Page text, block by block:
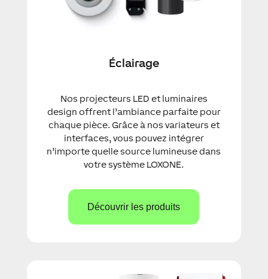
Éclairage
Nos projecteurs LED et luminaires
design offrent l’ambiance parfaite pour
chaque pièce. Grâce à nos variateurs et
interfaces, vous pouvez intégrer
n’importe quelle source lumineuse dans
votre système LOXONE.
Découvrir les produits